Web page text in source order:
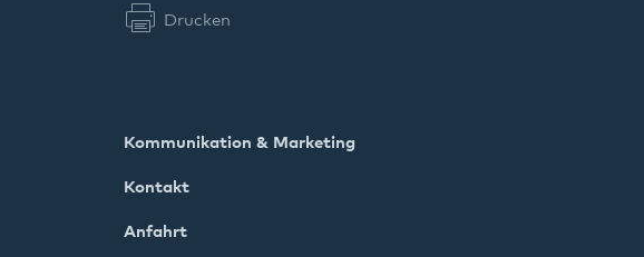
Drucken
Kommunikation & Marketing
Kontakt
Anfahrt